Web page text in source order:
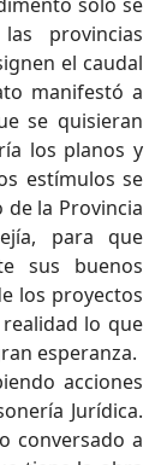
provincias
el caudal
manifestó a
se quisieran
los planos y
estímulos se
de la Provincia
para que
sus buenos
los proyectos
lo que
esperanza.
acciones
Jurídica.
conversado a